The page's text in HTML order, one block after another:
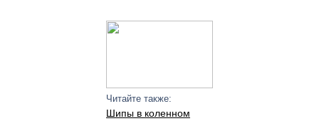
Читайте также:
Шипы в коленном